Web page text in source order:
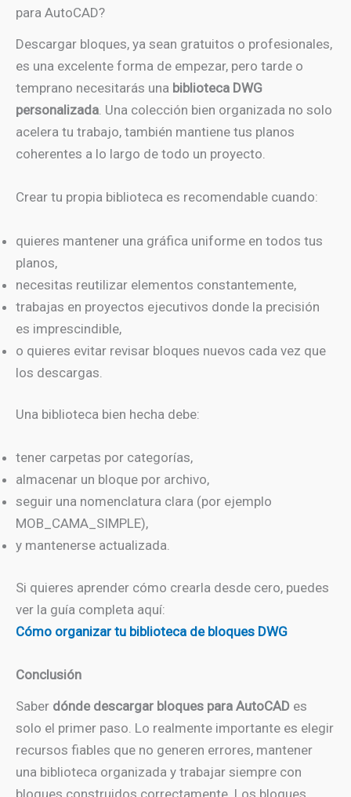
para AutoCAD?
Descargar bloques, ya sean gratuitos o profesionales,
es una excelente forma de empezar, pero tarde o
temprano necesitarás una biblioteca DWG
personalizada. Una colección bien organizada no solo
acelera tu trabajo, también mantiene tus planos
coherentes a lo largo de todo un proyecto.
Crear tu propia biblioteca es recomendable cuando:
quieres mantener una gráfica uniforme en todos tus
planos,
necesitas reutilizar elementos constantemente,
trabajas en proyectos ejecutivos donde la precisión
es imprescindible,
o quieres evitar revisar bloques nuevos cada vez que
los descargas.
Una biblioteca bien hecha debe:
tener carpetas por categorías,
almacenar un bloque por archivo,
seguir una nomenclatura clara (por ejemplo
MOB_CAMA_SIMPLE),
y mantenerse actualizada.
Si quieres aprender cómo crearla desde cero, puedes
ver la guía completa aquí:
Cómo organizar tu biblioteca de bloques DWG
Conclusión
Saber dónde descargar bloques para AutoCAD es
solo el primer paso. Lo realmente importante es elegir
recursos fiables que no generen errores, mantener
una biblioteca organizada y trabajar siempre con
bloques construidos correctamente. Los bloques